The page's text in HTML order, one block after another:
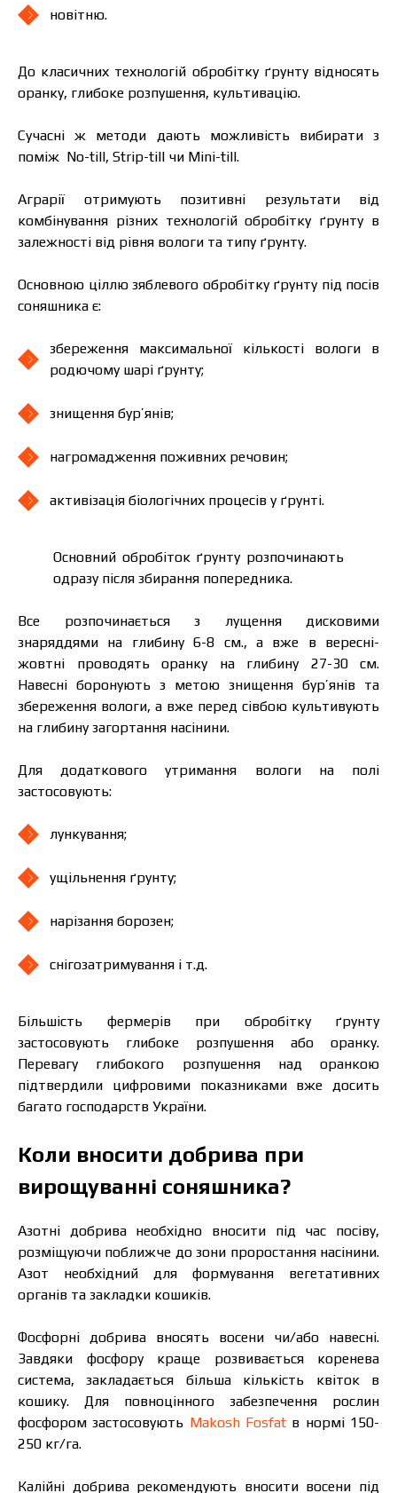
новітню.
До класичних технологій обробітку ґрунту відносять
оранку, глибоке розпушення, культивацію.
Сучасні ж методи дають можливість вибирати з
поміж No-till, Strip-till чи Mini-till.
Аграрії отримують позитивні результати від
комбінування різних технологій обробітку ґрунту в
залежності від рівня вологи та типу ґрунту.
Основною ціллю зяблевого обробітку ґрунту під посів
соняшника є:
збереження максимальної кількості вологи в
родючому шарі ґрунту;
знищення бур’янів;
нагромадження поживних речовин;
активізація біологічних процесів у ґрунті.
Основний обробіток ґрунту розпочинають
одразу після збирання попередника.
Все розпочинається з лущення дисковими
знаряддями на глибину 6-8 см., а вже в вересні-
жовтні проводять оранку на глибину 27-30 см.
Навесні боронують з метою знищення бур’янів та
збереження вологи, а вже перед сівбою культивують
на глибину загортання насінини.
Для додаткового утримання вологи на полі
застосовують:
лункування;
ущільнення ґрунту;
нарізання борозен;
снігозатримування і т.д.
Більшість фермерів при обробітку ґрунту
застосовують глибоке розпушення або оранку.
Перевагу глибокого розпушення над оранкою
підтвердили цифровими показниками вже досить
багато господарств України.
Коли вносити добрива при
вирощуванні соняшника?
Азотні добрива необхідно вносити під час посіву,
розміщуючи поближче до зони проростання насінини.
Азот необхідний для формування вегетативних
органів та закладки кошиків.
Фосфорні добрива вносять восени чи/або навесні.
Завдяки фосфору краще розвивається коренева
система, закладається більша кількість квіток в
кошику. Для повноцінного забезпечення рослин
фосфором застосовують Makosh Fosfat в нормі 150-
250 кг/га.
Калійні добрива рекомендують вносити восени під
Ціна залежить від об’єму та регіону доставки.
дані:
Замовити
Я ознайомився та приймаю політику
захисту персональних даних.
Зв’язатися з менеджером Makosh
захисту персональних даних.
Завантажити каталог